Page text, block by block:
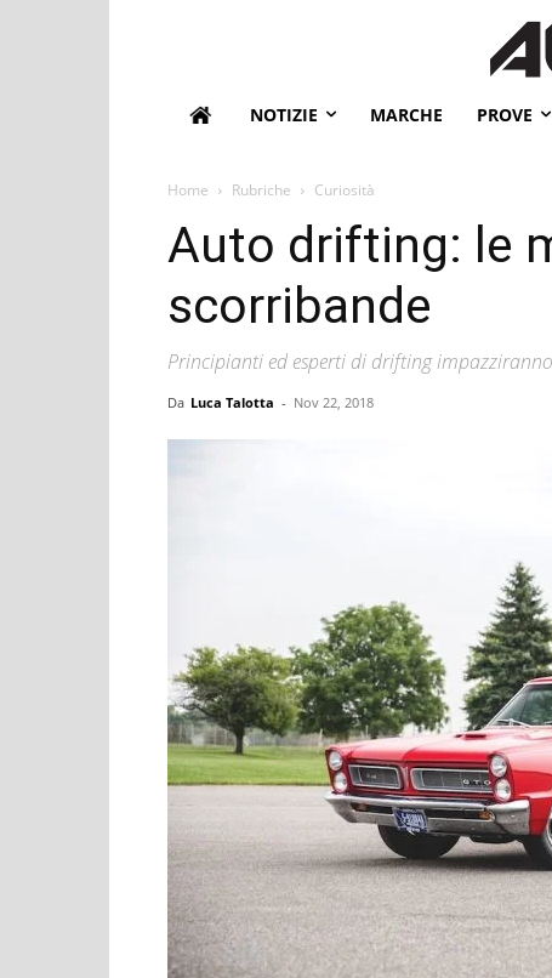
NOTIZIE MARCHE PROVE
Home Rubriche Curiosità
Auto drifting: le
scorribande
Principianti ed esperti di drifting
Da Luca Talotta - Nov 22, 2018